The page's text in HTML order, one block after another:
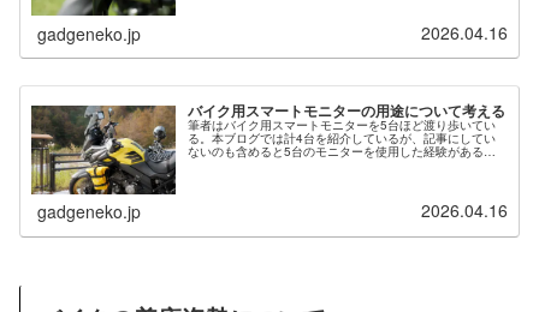
gadgeneko.jp 2026.04.16
バイク用スマートモニターの用途について考える
筆者はバイク用スマートモニターを5台ほど渡り歩いてい
る。本ブログでは計4台を紹介しているが、記事にしてい
ないのも含めると5台のモニターを使用した経験がある。
これらを使用していく中で、バイク用スマートモニターの
gadgeneko.jp 2026.04.16